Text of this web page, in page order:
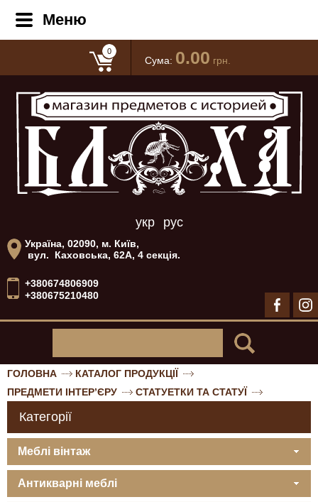
0
Сума: 0.00 грн.
укр рус
Україна, 02090, м. Київ,
вул. Каховська, 62А, 4 секція.
+380674806909
+380675210480
Меню
ГОЛОВНА
КАТАЛОГ ПРОДУКЦІЇ
ПРЕДМЕТИ ІНТЕР’ЄРУ
СТАТУЕТКИ ТА СТАТУЇ
Категорії
Меблі вінтаж
Антикварні меблі